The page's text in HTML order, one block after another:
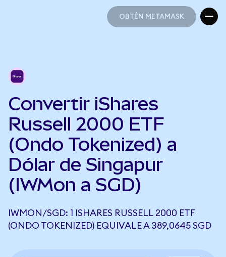
OBTÉN METAMASK
Convertir iShares
Russell 2000 ETF
(Ondo Tokenized) a
Dólar de Singapur
(IWMon a SGD)
IWMON/SGD: 1 ISHARES RUSSELL 2000 ETF
(ONDO TOKENIZED) EQUIVALE A 389,0645 SGD